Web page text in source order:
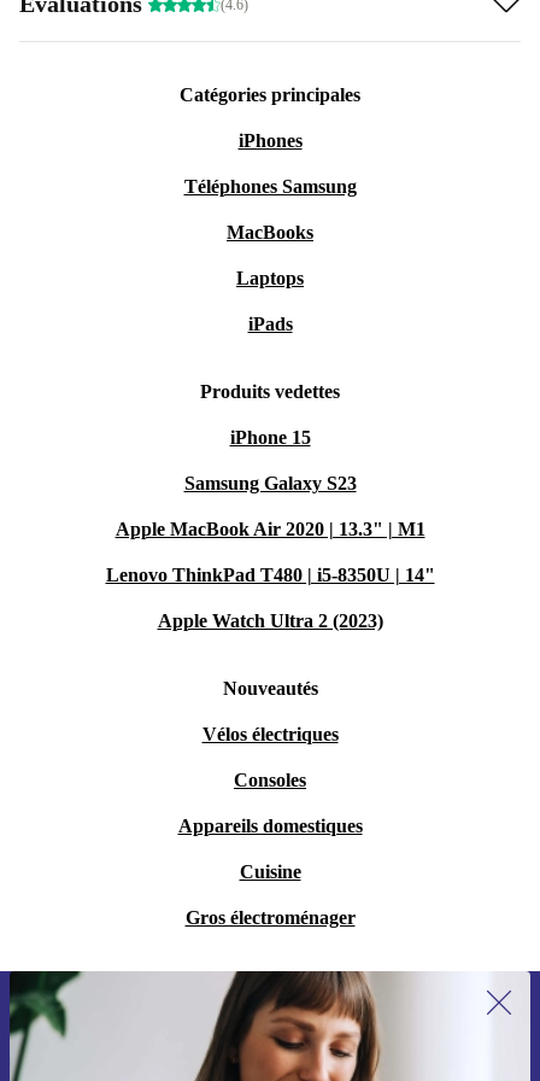
(4.6)
Catégories principales
iPhones
Téléphones Samsung
MacBooks
Laptops
iPads
Produits vedettes
iPhone 15
Samsung Galaxy S23
Apple MacBook Air 2020 | 13.3" | M1
Lenovo ThinkPad T480 | i5-8350U | 14"
Apple Watch Ultra 2 (2023)
Nouveautés
Vélos électriques
Consoles
Appareils domestiques
Cuisine
Gros électroménager
Recevoir offres et infos de refurbed
par mail